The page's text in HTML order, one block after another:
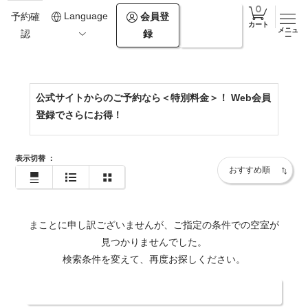
予約確
認
Language
会員登
録
カート
メニュ
ー
0142-82-7165
https://www.hikarino-uta.com/
公式サイトからのご予約なら＜特別料金＞！ Web会員
登録でさらにお得！
表示切替 ：
まことに申し訳ございませんが、ご指定の条件での空室が
見つかりませんでした。
検索条件を変えて、再度お探しください。